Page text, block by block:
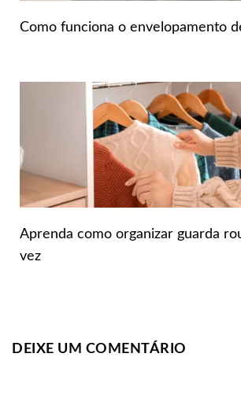
Como funciona o envelopamento
Aprenda como organizar guarda
vez
DEIXE UM COMENTÁRIO